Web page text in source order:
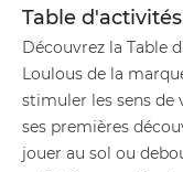
Table
Découvrez la Table
Loulous de la
stimuler les sens
ses premières
jouer au sol ou